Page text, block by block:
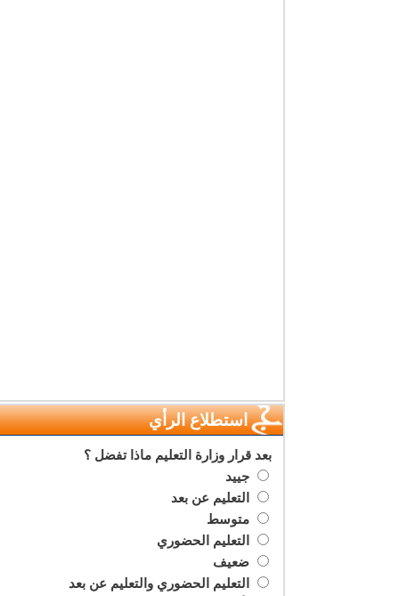
استطلاع الرأي
بعد قرار وزارة التعليم ماذا تفضل ؟
جييد
التعليم عن بعد
متوسط
التعليم الحضوري
ضعيف
التعليم الحضوري والتعليم عن بعد